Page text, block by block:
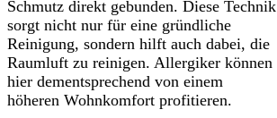
Schmutz direkt gebunden. Diese Technik
sorgt nicht nur für eine gründliche
Reinigung, sondern hilft auch dabei, die
Raumluft zu reinigen. Allergiker können
hier dementsprechend von einem
höheren Wohnkomfort profitieren.